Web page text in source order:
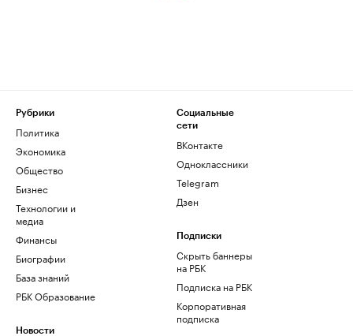
Рубрики
Политика
Экономика
Общество
Бизнес
Технологии и
медиа
Финансы
Биографии
База знаний
РБК Образование
Новости
Социальные
сети
ВКонтакте
Одноклассники
Telegram
Дзен
Подписки
Скрыть баннеры
на РБК
Подписка на РБК
Корпоративная
подписка